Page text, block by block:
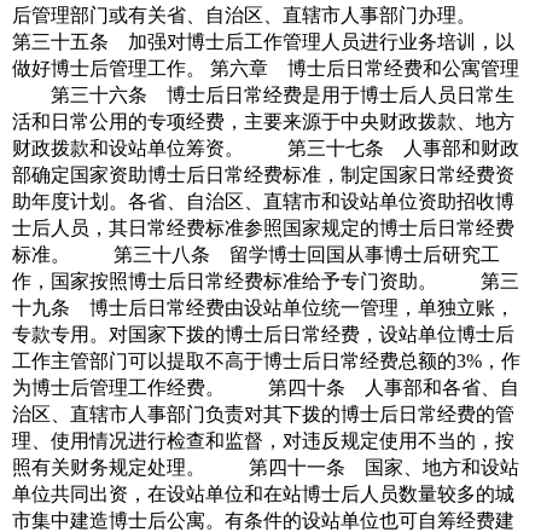
后管理部门或有关省、自治区、直辖市人事部门办理。
第三十五条 加强对博士后工作管理人员进行业务培训，以
做好博士后管理工作。 第六章 博士后日常经费和公寓管理
第三十六条 博士后日常经费是用于博士后人员日常生
活和日常公用的专项经费，主要来源于中央财政拨款、地方
财政拨款和设站单位筹资。 第三十七条 人事部和财政
部确定国家资助博士后日常经费标准，制定国家日常经费资
助年度计划。各省、自治区、直辖市和设站单位资助招收博
士后人员，其日常经费标准参照国家规定的博士后日常经费
标准。 第三十八条 留学博士回国从事博士后研究工
作，国家按照博士后日常经费标准给予专门资助。 第三
十九条 博士后日常经费由设站单位统一管理，单独立账，
专款专用。对国家下拨的博士后日常经费，设站单位博士后
工作主管部门可以提取不高于博士后日常经费总额的3%，作
为博士后管理工作经费。 第四十条 人事部和各省、自
治区、直辖市人事部门负责对其下拨的博士后日常经费的管
理、使用情况进行检查和监督，对违反规定使用不当的，按
照有关财务规定处理。 第四十一条 国家、地方和设站
单位共同出资，在设站单位和在站博士后人员数量较多的城
市集中建造博士后公寓。有条件的设站单位也可自筹经费建